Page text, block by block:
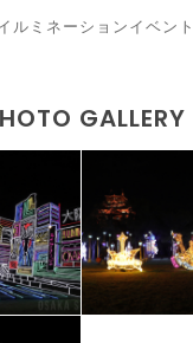
ミネーションイベン
GALLERY